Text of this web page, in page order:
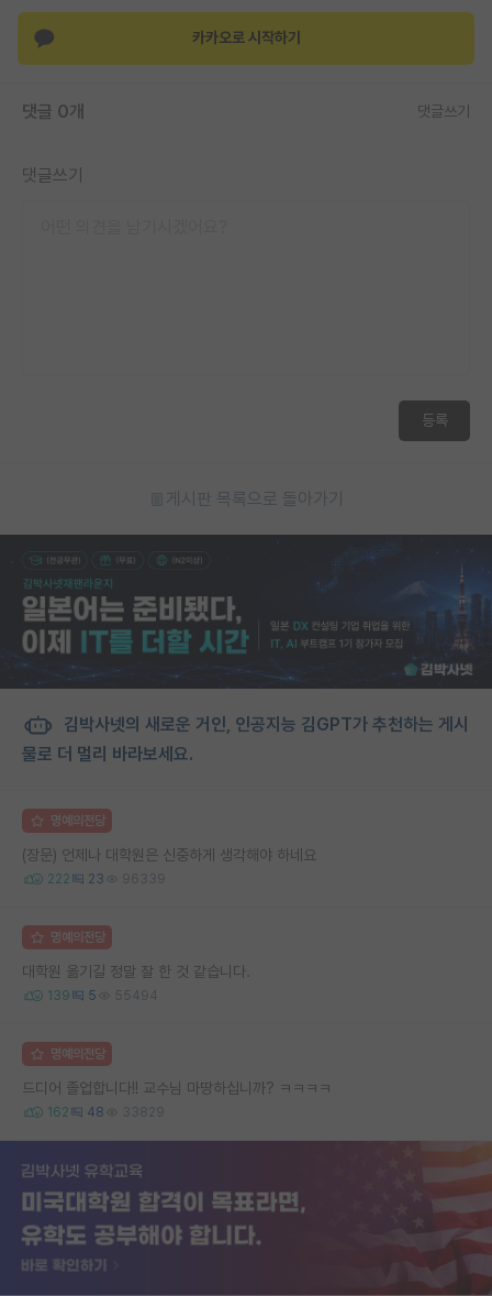
장학금/장학생 게시판
학술 정보 게시판
홍보 게시판
카카오로 시작하기
댓글 0개 댓글쓰기
댓글쓰기
등록
게시판 목록으로 돌아가기
김박사넷의 새로운 거인, 인공지능 김GPT가 추천하는 게시
물로 더 멀리 바라보세요.
명예의전당
(장문) 언제나 대학원은 신중하게 생각해야 하네요
222 23 96339
명예의전당
대학원 옮기길 정말 잘 한 것 같습니다.
139 5 55494
명예의전당
드디어 졸업합니다!! 교수님 마땅하십니까? ㅋㅋㅋㅋ
162 48 33829